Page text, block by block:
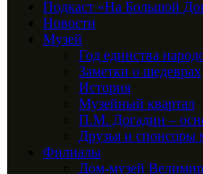
Подкаст «На Большой
Новости
Музей
Год единства
Заметки о шедеврах
История
Музейный квартал
П.М. Догадин –
Друзья и спонсоры
Филиалы
Дом-музей